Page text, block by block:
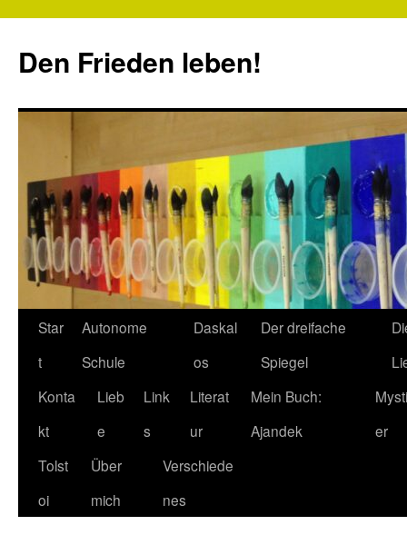
springen
Den Frieden leben!
Star
t
Autonome
Schule
Daskal
os
Der dreifache
Spiegel
Konta
kt
Lieb
e
Link
s
Literat
ur
Mein Buch:
Ajandek
er
Tolst
oi
Über
mich
Verschiede
nes